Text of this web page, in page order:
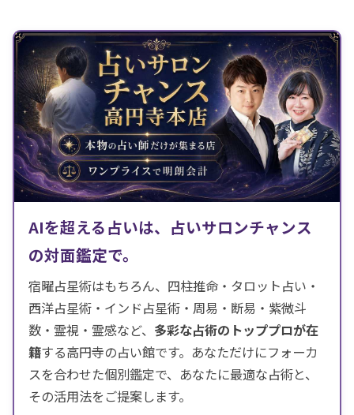
AIを超える占いは、占いサロンチャンス
の対面鑑定で。
宿曜占星術はもちろん、四柱推命・タロット占い・
西洋占星術・インド占星術・周易・断易・紫微斗
数・霊視・霊感など、 多彩な占術のトッププロが在
籍する高円寺の占い館です。あなただけにフォーカ
スを合わせた個別鑑定で、あなたに最適な占術と、
その活用法をご提案します。